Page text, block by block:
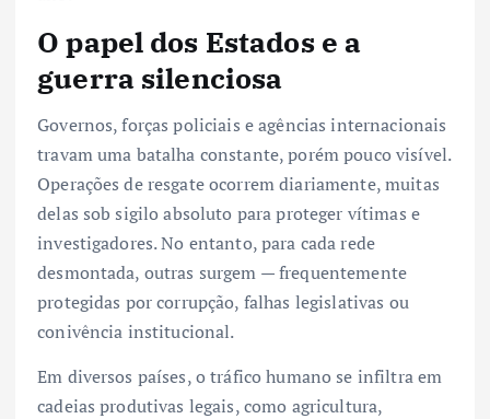
O papel dos Estados e a
guerra silenciosa
Governos, forças policiais e agências internacionais
travam uma batalha constante, porém pouco visível.
Operações de resgate ocorrem diariamente, muitas
delas sob sigilo absoluto para proteger vítimas e
investigadores. No entanto, para cada rede
desmontada, outras surgem — frequentemente
protegidas por corrupção, falhas legislativas ou
conivência institucional.
Em diversos países, o tráfico humano se infiltra em
cadeias produtivas legais, como agricultura,